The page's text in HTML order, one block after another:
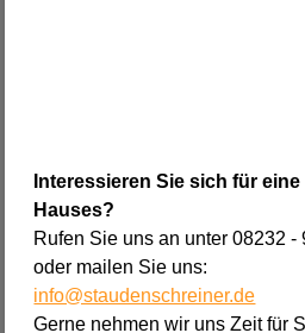
Interessieren Sie sich für
Hauses?
Rufen Sie uns an unter 08232 -
oder mailen Sie uns:
info@staudenschreiner.de
Gerne nehmen wir uns Zeit für